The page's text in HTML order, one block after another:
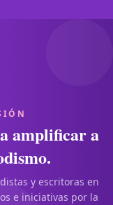
amplificar a
y escritoras en
e iniciativas por la